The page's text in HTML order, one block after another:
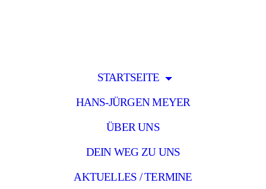
STARTSEITE
HANS-JÜRGEN MEYER
ÜBER UNS
DEIN WEG ZU UNS
AKTUELLES / TERMINE